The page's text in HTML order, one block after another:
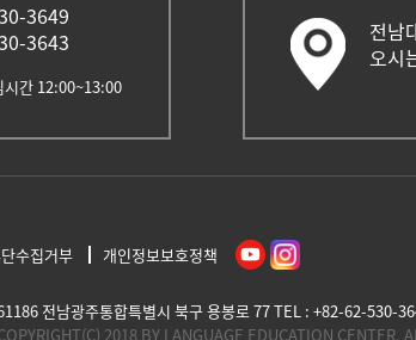
3649
3643
시간 12:00~13:00
전남
오시
수집거부 개인정보보호정책
전남광주통합특별시 북구 용봉로 77 TEL : +82-62-530-
2018 BY LANGUAGE EDUCATION CENTER,